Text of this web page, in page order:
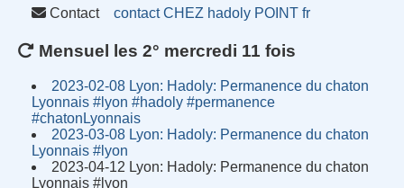
Contact
contact CHEZ hadoly POINT fr
Mensuel les 2° mercredi 11 fois
2023-02-08 Lyon: Hadoly: Permanence du chaton
Lyonnais #lyon #hadoly #permanence
#chatonLyonnais
2023-03-08 Lyon: Hadoly: Permanence du chaton
Lyonnais #lyon
2023-04-12 Lyon: Hadoly: Permanence du chaton
Lyonnais #lyon